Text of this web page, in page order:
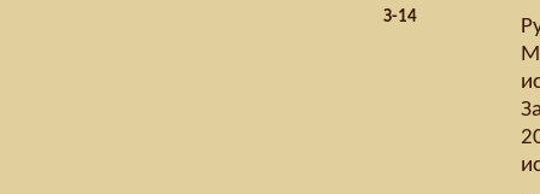
З-14